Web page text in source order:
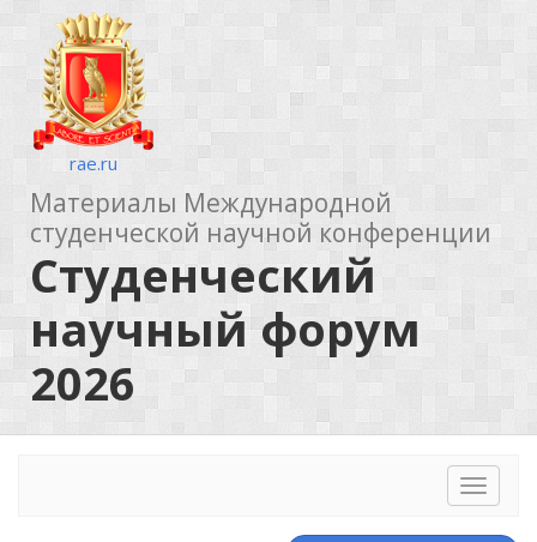
rae.ru
Материалы Международной
студенческой научной конференции
Студенческий
научный форум
2026
Toggle